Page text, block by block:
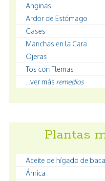
Anginas
Ardor de Estómago
Gases
Manchas en la Cara
Ojeras
Tos con Flemas
...ver más remedios
Plantas
Aceite de hígado de
Árnica